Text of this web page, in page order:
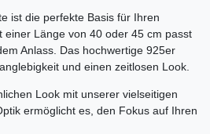
ist die perfekte Basis für Ihren
einer Länge von 40 oder 45 cm passt
Anlass. Das hochwertige 925er
und einen zeitlosen Look.
Look mit unserer vielseitigen
ermöglicht es, den Fokus auf Ihren